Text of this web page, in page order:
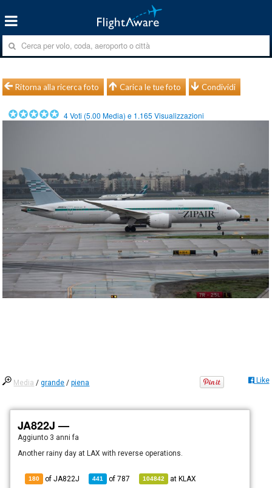
Ritorna alla ricerca foto Carica le tue foto Condividi
4Voti (5.00 Media) e 1.165 Visualizzazioni
Media /grande /piena Like
JA822J —
Aggiunto 3 anni fa
Another rainy day at LAX with reverse operations.
180 of JA822J 441 of787 104842 atKLAX